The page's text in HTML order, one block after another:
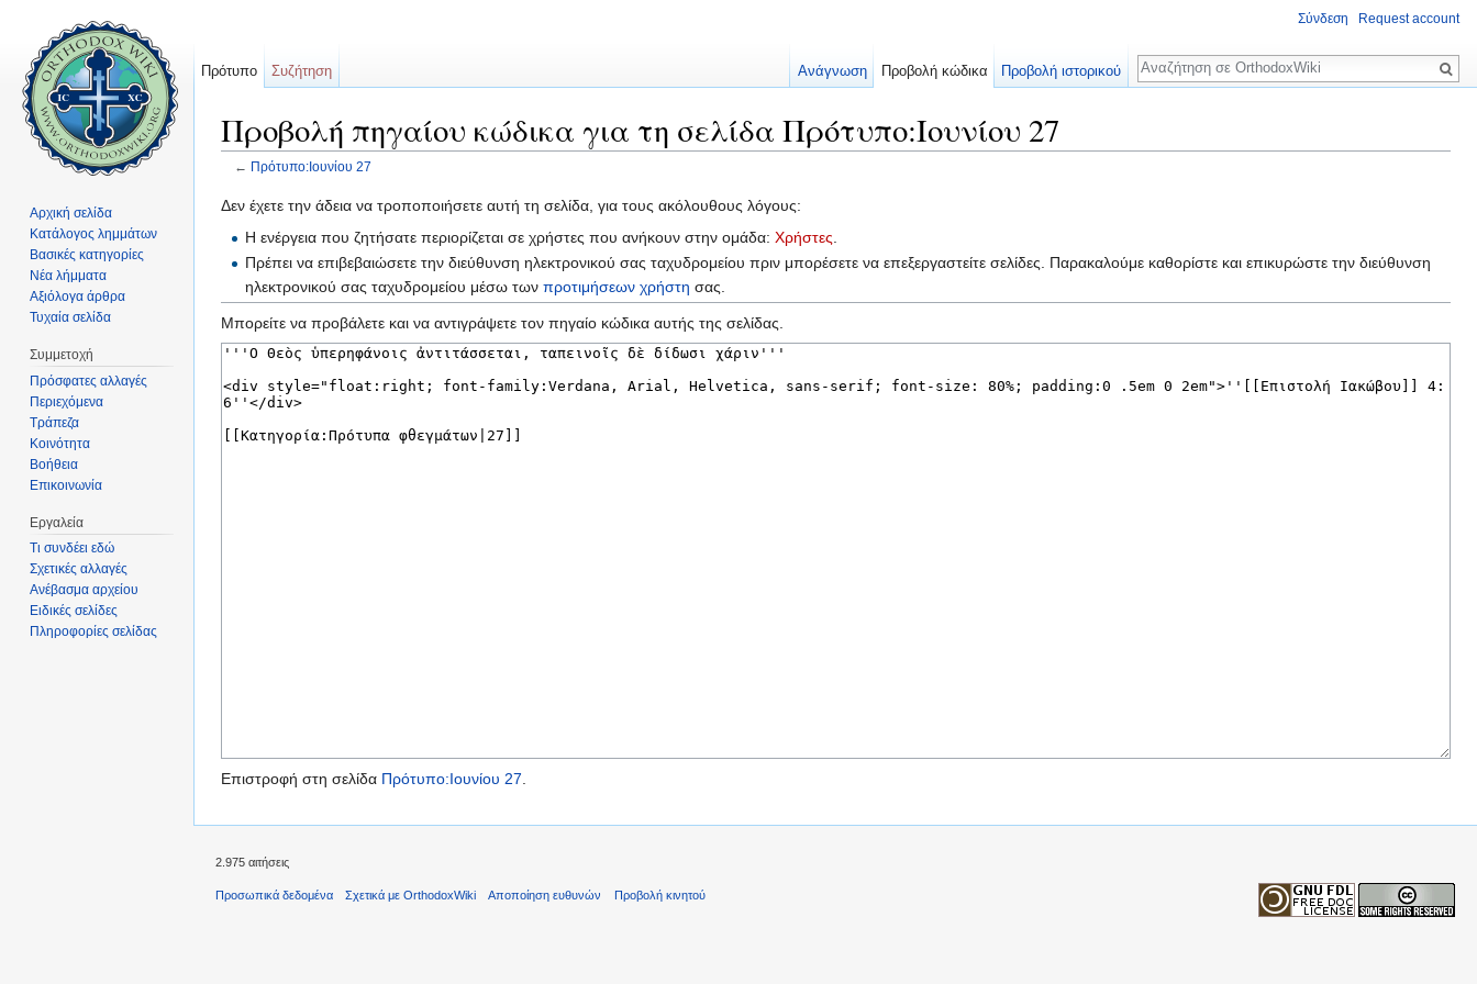
Προβολή πηγαίου κώδικα για τη σελίδα Πρότυπο:Ιουνίου 27
← Πρότυπο:Ιουνίου 27
Δεν έχετε την άδεια να τροποποιήσετε αυτή τη σελίδα, για τους ακόλουθους λόγους:
Η ενέργεια που ζητήσατε περιορίζεται σε χρήστες που ανήκουν στην ομάδα:Χρήστες
Πρέπει να επιβεβαιώσετε την διεύθυνση ηλεκτρονικού σας ταχυδρομείου πριν μπορέσετε να επεξεργαστείτε σελίδες. Παρακαλούμε καθορίστε και επικυρώστε την διεύθυνση
ηλεκτρονικού σας ταχυδρομείου μέσω τωνπροτιμήσεων χρήστη σας.
Μπορείτε να προβάλετε και να αντιγράψετε τον πηγαίο κώδικα αυτής της σελίδας.
Επιστροφή στη σελίδα Πρότυπο:Ιουνίου 27.
Σύνδεση Request account
Πρότυπο Συζήτηση Ανάγνωση Προβολή κώδικα Προβολή ιστορικού
Αναζήτηση
Αρχική σελίδα
Κατάλογος λημμάτων
Βασικές κατηγορίες
Νέα λήμματα
Αξιόλογα άρθρα
Τυχαία σελίδα
Συμμετοχή
Πρόσφατες αλλαγές
Περιεχόμενα
Τράπεζα
Κοινότητα
Βοήθεια
Επικοινωνία
Εργαλεία
Τι συνδέει εδώ
Σχετικές αλλαγές
Ανέβασμα αρχείου
Ειδικές σελίδες
Πληροφορίες σελίδας
2.975 αιτήσεις
Προσωπικά δεδομένα Σχετικά με OrthodoxWiki Αποποίηση ευθυνών Προβολή κινητού